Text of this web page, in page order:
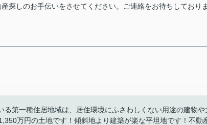
探しのお手伝いをさせてください。ご連絡をお待ちしており
第一種住居地域は、居住環境にふさわしくない用途の建物や
万円の土地です！傾斜地より建築が楽な平坦地です！不動